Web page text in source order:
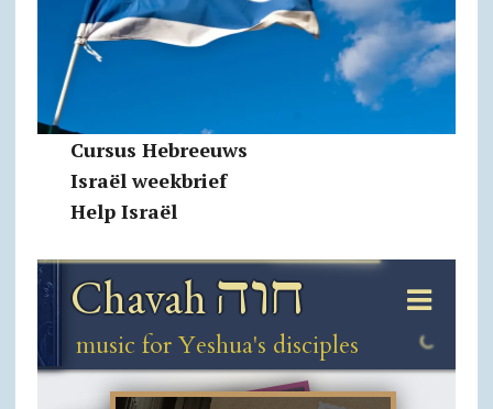
Cursus Hebreeuws
Israël weekbrief
Help Israël